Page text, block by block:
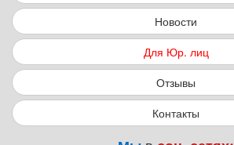
Новости
Для Юр. лиц
Отзывы
Контакты